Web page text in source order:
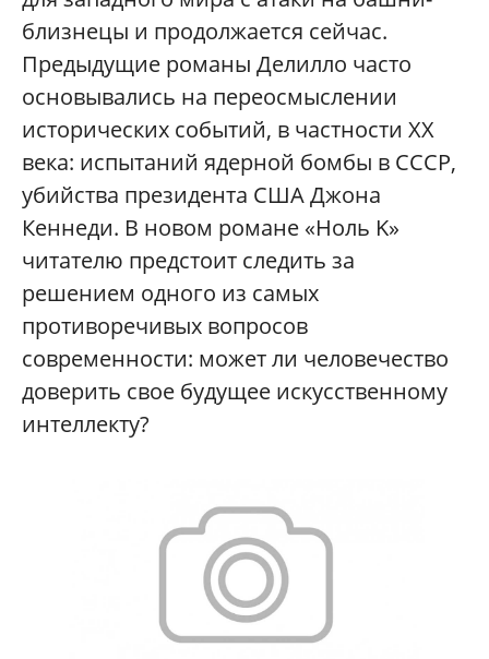
близнецы и продолжается сейчас.
Предыдущие романы Делилло часто
основывались на переосмыслении
исторических событий, в частности XX
века: испытаний ядерной бомбы в СССР,
убийства президента США Джона
Кеннеди. В новом романе «Ноль K»
читателю предстоит следить за
решением одного из самых
противоречивых вопросов
современности: может ли человечество
доверить свое будущее искусственному
интеллекту?